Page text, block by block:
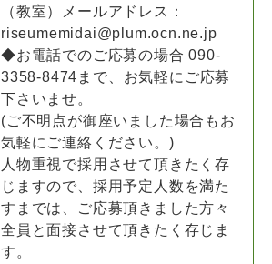
（教室）メールアドレス：
riseumemidai@plum.ocn.ne.jp
◆お電話でのご応募の場合 090-
3358-8474まで、お気軽にご応募
下さいませ。
(ご不明点が御座いました場合もお
気軽にご連絡ください。)
人物重視で採用させて頂きたく存
じますので、採用予定人数を満た
すまでは、ご応募頂きました方々
全員と面接させて頂きたく存じま
す。